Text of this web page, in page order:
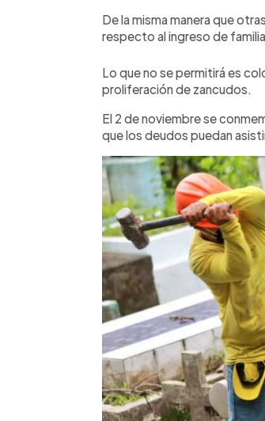
De la misma manera que
respecto al ingreso de
Lo que no se permitirá es
proliferación de zancudos.
El 2 de noviembre se
que los deudos puedan